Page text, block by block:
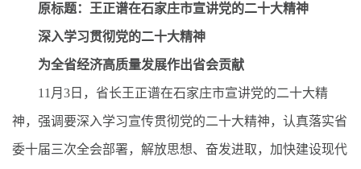
原标题：王正谱在石家庄市宣讲党的二十大精神
深入学习贯彻党的二十大精神
为全省经济高质量发展作出省会贡献
11月3日，省长王正谱在石家庄市宣讲党的二十大精
神，强调要深入学习宣传贯彻党的二十大精神，认真落实省
委十届三次全会部署，解放思想、奋发进取，加快建设现代